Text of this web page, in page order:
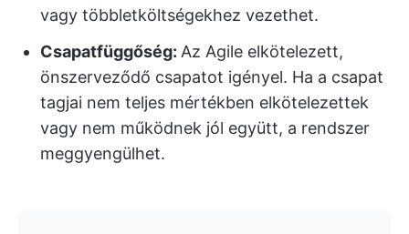
vagy többletköltségekhez vezethet.
Csapatfüggőség: Az Agile elkötelezett,
önszerveződő csapatot igényel. Ha a csapat
tagjai nem teljes mértékben elkötelezettek
vagy nem működnek jól együtt, a rendszer
meggyengülhet.